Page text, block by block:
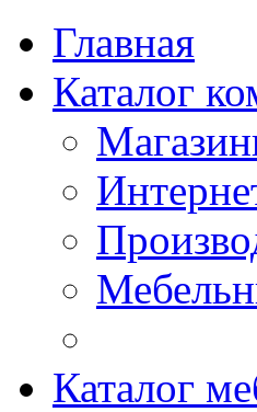
Главная
Каталог
Каталог